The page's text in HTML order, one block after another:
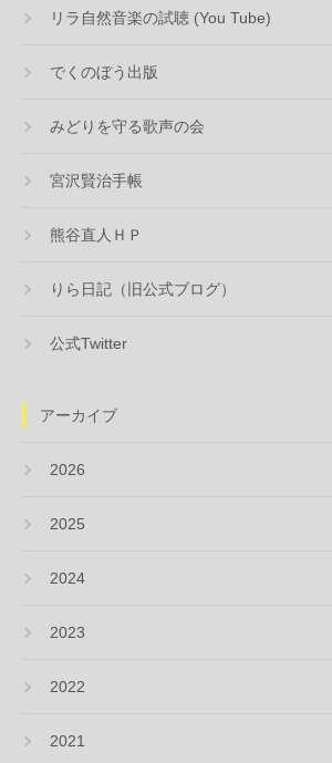
リラ自然音楽の試聴 (You Tube)
でくのぼう出版
みどりを守る歌声の会
宮沢賢治手帳
熊谷直人ＨＰ
りら日記（旧公式ブログ）
公式Twitter
アーカイブ
2026
2025
2024
2023
2022
2021